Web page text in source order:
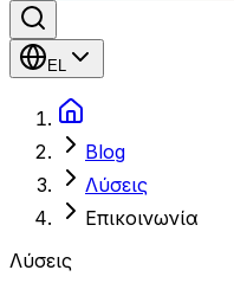
EL
Blog
Λύσεις
Επικοινωνία
Λύσεις